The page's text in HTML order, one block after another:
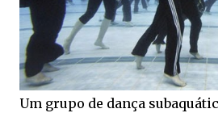
Um grupo de dança